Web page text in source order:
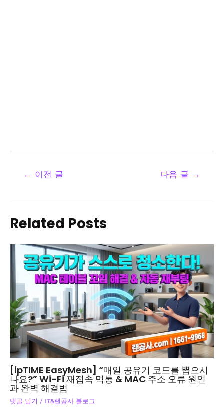
← 이전 글 다음 글 →
Related Posts
[ipTIME EasyMesh] “매일 공유기 코드를 뽑으시
나요?” Wi-Fi 재접속 먹통 & MAC 주소 오류 원인
과 완벽 해결법
댓글 달기 / IT&랜공사 블로그